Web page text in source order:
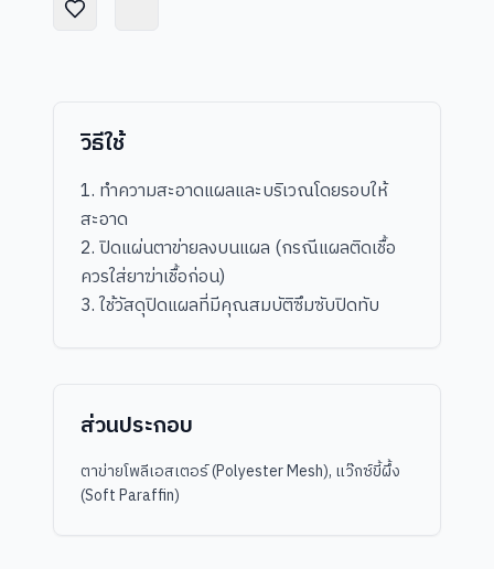
วิธีใช้
1. ทำความสะอาดแผลและบริเวณโดยรอบให้
สะอาด
2. ปิดแผ่นตาข่ายลงบนแผล (กรณีแผลติดเชื้อ
ควรใส่ยาฆ่าเชื้อก่อน)
3. ใช้วัสดุปิดแผลที่มีคุณสมบัติซึมซับปิดทับ
ส่วนประกอบ
ตาข่ายโพลีเอสเตอร์ (Polyester Mesh), แว๊กซ์ขี้ผึ้ง
(Soft Paraffin)